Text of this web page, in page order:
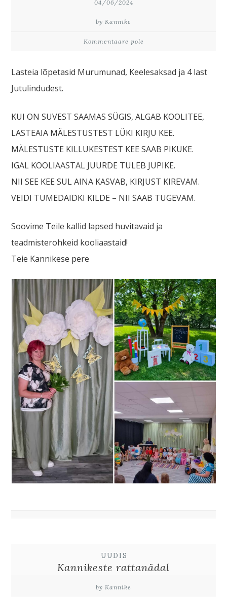
04/06/2024
by Kannike
Kommentaare pole
Lasteia lõpetasid Murumunad, Keelesaksad ja 4 last
Jutulindudest.
KUI ON SUVEST SAAMAS SÜGIS, ALGAB KOOLITEE,
LASTEAIA MÄLESTUSTEST LÜKI KIRJU KEE.
MÄLESTUSTE KILLUKESTEST KEE SAAB PIKUKE.
IGAL KOOLIAASTAL JUURDE TULEB JUPIKE.
NII SEE KEE SUL AINA KASVAB, KIRJUST KIREVAM.
VEIDI TUMEDAIDKI KILDE – NII SAAB TUGEVAM.
Soovime Teile kallid lapsed huvitavaid ja
teadmisterohkeid kooliaastaid!
Teie Kannikese pere
UUDIS
Kannikeste rattanädal
by Kannike